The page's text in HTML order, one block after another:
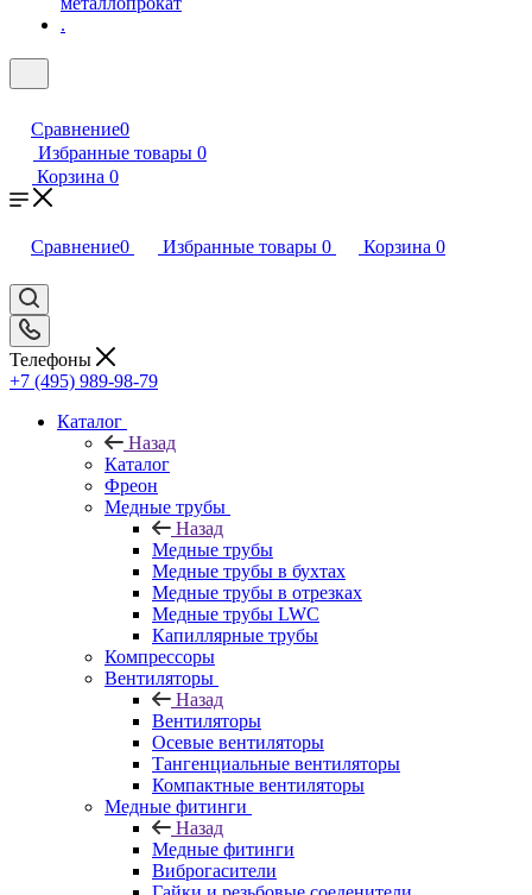
.
Сравнение0
Избранные товары 0
Корзина 0
Сравнение0 Избранные товары 0 Корзина 0
Телефоны
+7 (495) 989-98-79
Каталог
Назад
Каталог
Фреон
Медные трубы
Назад
Медные трубы
Медные трубы в бухтах
Медные трубы в отрезках
Медные трубы LWC
Капиллярные трубы
Компрессоры
Вентиляторы
Назад
Вентиляторы
Осевые вентиляторы
Тангенциальные вентиляторы
Компактные вентиляторы
Медные фитинги
Назад
Медные фитинги
Виброгасители